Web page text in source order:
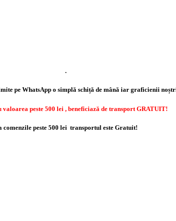
.
pe WhatsApp o simplă schiță de mână iar graficienii
valoarea peste 500 lei , beneficiază de transport GRATUIT!
comenzile peste 500 lei transportul este Gratuit!